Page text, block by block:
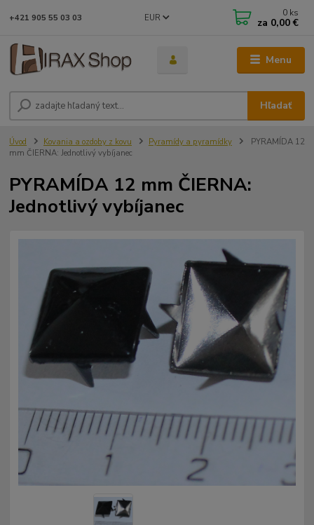
Menu
EUR
Hľadať
+421 905 55 03 03 0 ks
za 0,00 €
Úvod Kovania a ozdoby z kovu Pyramídy a pyramídky
PYRAMÍDA 12
mm ČIERNA: Jednotlivý vybíjanec
PYRAMÍDA 12 mm ČIERNA:
Jednotlivý vybíjanec